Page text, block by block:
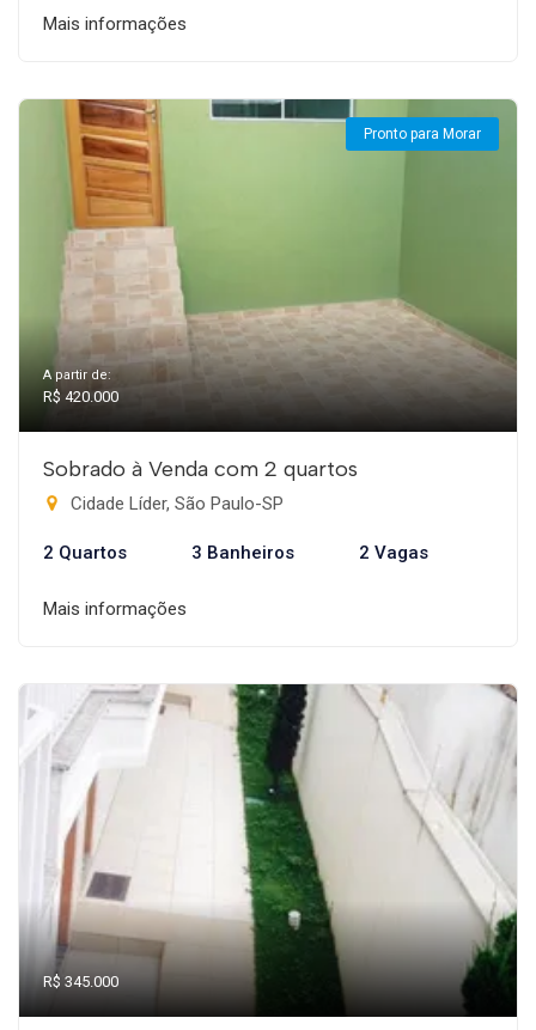
Mais informações
Pronto para Morar
A partir de:
R$ 420.000
Sobrado à Venda com 2 quartos
Cidade Líder, São Paulo-SP
2 Quartos 3 Banheiros 2 Vagas
Mais informações
R$ 345.000